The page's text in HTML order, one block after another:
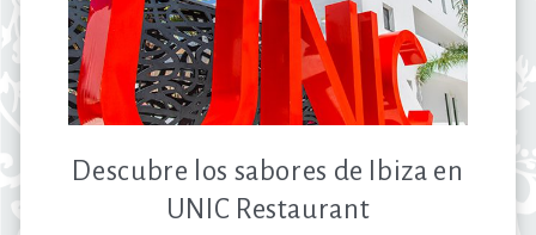
Descubre los sabores de Ibiza en
UNIC Restaurant